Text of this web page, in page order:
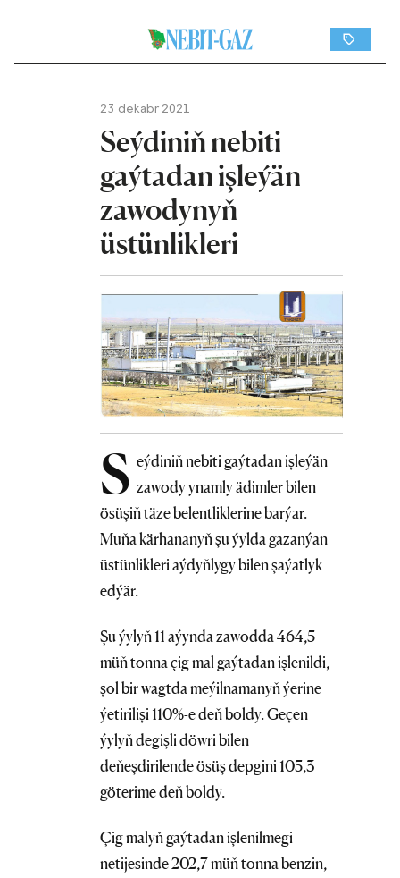
23 dekabr 2021
Seýdiniň nebiti
gaýtadan işleýän
zawodynyň
üstünlikleri
S eýdiniň nebiti gaýtadan işleýän
zawody ynamly ädimler bilen
ösüşiň täze belentliklerine barýar.
Muňa kärhananyň şu ýylda gazanýan
üstünlikleri aýdyňlygy bilen şaýatlyk
edýär.
Şu ýylyň 11 aýynda zawodda 464,5
müň tonna çig mal gaýtadan işlenildi,
şol bir wagtda meýilnamanyň ýerine
ýetirilişi 110%-e deň boldy. Geçen
ýylyň degişli döwri bilen
deňeşdirilende ösüş depgini 105,3
göterime deň boldy.
Çig malyň gaýtadan işlenilmegi
netijesinde 202,7 müň tonna benzin,